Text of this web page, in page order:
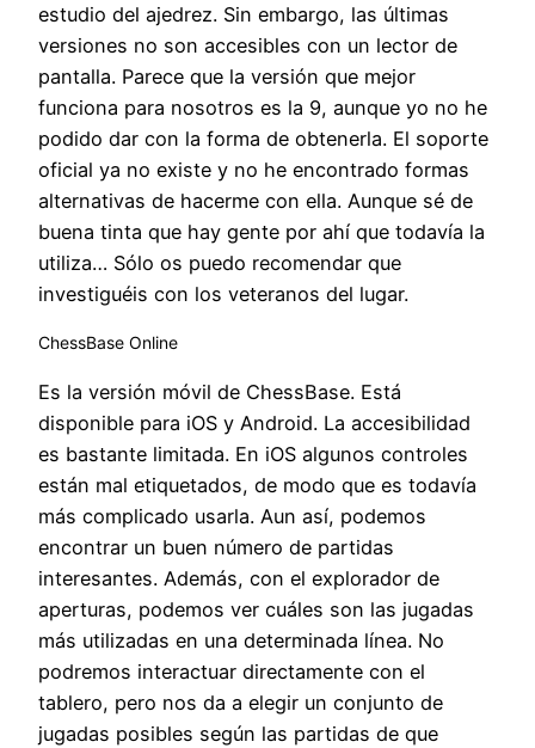
estudio del ajedrez. Sin embargo, las últimas
versiones no son accesibles con un lector de
pantalla. Parece que la versión que mejor
funciona para nosotros es la 9, aunque yo no he
podido dar con la forma de obtenerla. El soporte
oficial ya no existe y no he encontrado formas
alternativas de hacerme con ella. Aunque sé de
buena tinta que hay gente por ahí que todavía la
utiliza… Sólo os puedo recomendar que
investiguéis con los veteranos del lugar.
ChessBase Online
Es la versión móvil de ChessBase. Está
disponible para iOS y Android. La accesibilidad
es bastante limitada. En iOS algunos controles
están mal etiquetados, de modo que es todavía
más complicado usarla. Aun así, podemos
encontrar un buen número de partidas
interesantes. Además, con el explorador de
aperturas, podemos ver cuáles son las jugadas
más utilizadas en una determinada línea. No
podremos interactuar directamente con el
tablero, pero nos da a elegir un conjunto de
jugadas posibles según las partidas de que